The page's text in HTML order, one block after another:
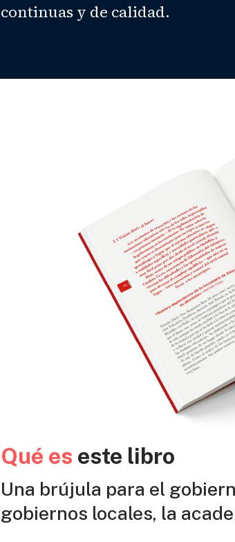
continuas y de calidad.
Qué es este libro
Una brújula para el
gobiernos locales, la